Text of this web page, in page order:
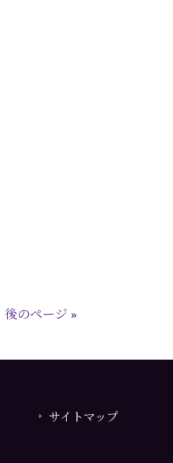
後のページ »
サイトマップ